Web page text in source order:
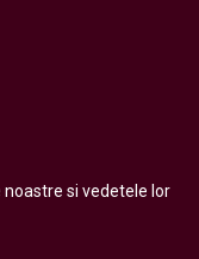
si vedetele lor